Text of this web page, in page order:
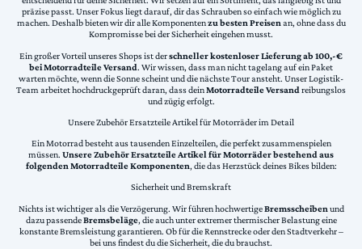
präzise passt. Unser Fokus liegt darauf, dir das Schrauben so einfach wie möglich zu
machen. Deshalb bieten wir dir alle Komponentenzu besten Preisenan, ohne dass du
Kompromisse bei der Sicherheit eingehen musst.
Ein großer Vorteil unseres Shops ist derschneller kostenloser Lieferung ab 100,-€
bei Motorradteile Versand. Wir wissen, dass man nicht tagelang auf ein Paket
warten möchte, wenn die Sonne scheint und die nächste Tour ansteht. Unser Logistik-
Team arbeitet hochdruckgeprüft daran, dass deinMotorradteile Versand reibungslos
und zügig erfolgt.
Unsere Zubehör Ersatzteile Artikel für Motorräder im Detail
Ein Motorrad besteht aus tausenden Einzelteilen, die perfekt zusammenspielen
müssen. Unsere Zubehör Ersatzteile Artikel für Motorräder bestehend aus
folgenden Motorradteile Komponenten, die das Herzstück deines Bikes bilden:
Sicherheit und Bremskraft
Nichts ist wichtiger als die Verzögerung. Wir führen hochwertigeBremsscheiben und
dazu passendeBremsbeläge, die auch unter extremer thermischer Belastung eine
konstante Bremsleistung garantieren. Ob für die Rennstrecke oder den Stadtverkehr –
bei uns findest du die Sicherheit, die du brauchst.